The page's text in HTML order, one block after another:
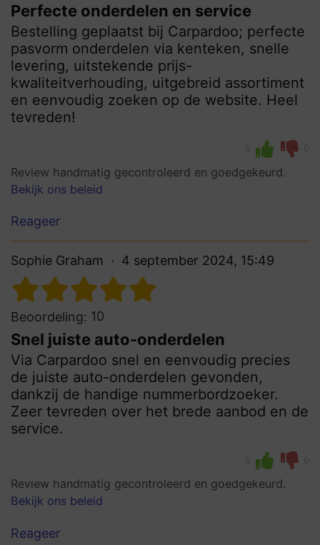
Perfecte onderdelen en service
Bestelling geplaatst bij Carpardoo; perfecte
pasvorm onderdelen via kenteken, snelle
levering, uitstekende prijs-
kwaliteitverhouding, uitgebreid assortiment
en eenvoudig zoeken op de website. Heel
tevreden!
0 0
Review handmatig gecontroleerd en goedgekeurd.
Bekijk ons beleid
Reageer
Sophie Graham 4 september 2024, 15:49
Beoordeling: 10
Snel juiste auto-onderdelen
Via Carpardoo snel en eenvoudig precies
de juiste auto-onderdelen gevonden,
dankzij de handige nummerbordzoeker.
Zeer tevreden over het brede aanbod en de
service.
0 0
Review handmatig gecontroleerd en goedgekeurd.
Bekijk ons beleid
Reageer